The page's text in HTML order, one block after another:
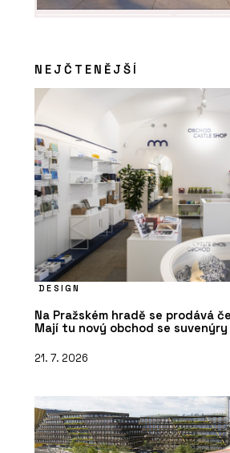
NEJČTENĚJŠÍ
DESIGN
Na Pražském hradě se prodává
Mají tu nový obchod se suvenýry
21. 7. 2026